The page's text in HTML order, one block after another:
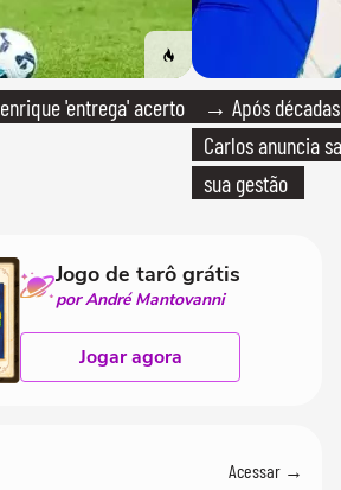
'entrega' acerto
→ Após
Carlos anuncia
sua gestão
Jogo de tarô grátis
por André Mantovanni
Jogar agora
Acessar →